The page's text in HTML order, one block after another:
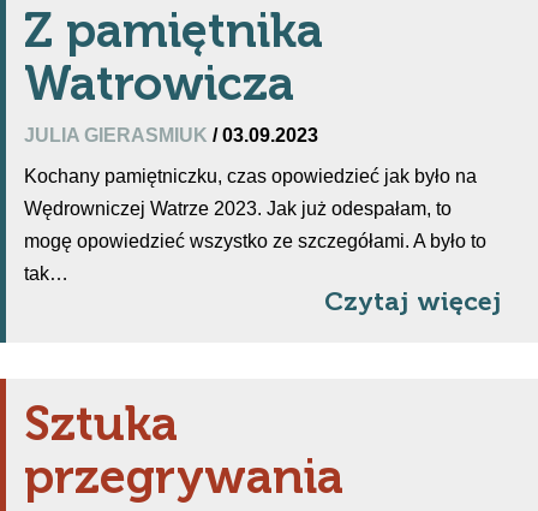
Z pamiętnika
Watrowicza
JULIA GIERASMIUK / 03.09.2023
Kochany pamiętniczku, czas opowiedzieć jak było na
Wędrowniczej Watrze 2023. Jak już odespałam, to
mogę opowiedzieć wszystko ze szczegółami. A było to
tak…
Czytaj więcej
Sztuka
przegrywania